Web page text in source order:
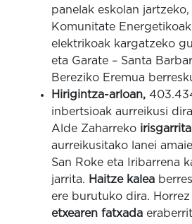
panelak eskolan
Komunitate
elektrikoak kargatzeko
eta Garate – Santa
Bereziko Eremua
Hirigintza-arloan,
inbertsioak aurreikusi dira
Alde Zaharreko
aurreikusitako lanei
San Roke eta Iribarrena
jarrita. Haitze kalea
ere burutuko dira. Horrez
etxearen fatxada